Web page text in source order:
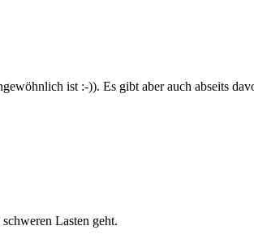
ist :-)). Es gibt aber auch abseits
Lasten geht.